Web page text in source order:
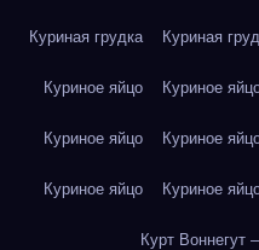
Куриная грудка Куриная
Куриное яйцо Куриное
Куриное яйцо Куриное
Куриное яйцо Куриное
Курт Воннегут